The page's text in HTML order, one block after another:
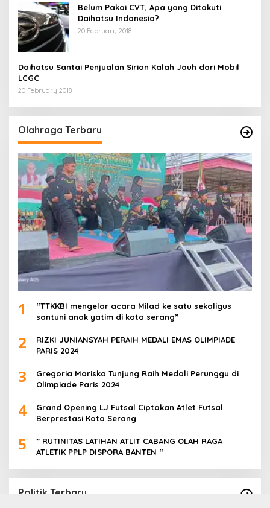
Belum Pakai CVT, Apa yang Ditakuti
Daihatsu Indonesia?
20 February 2018
Daihatsu Santai Penjualan Sirion Kalah Jauh dari Mobil
LCGC
20 February 2018
Olahraga Terbaru
1
“TTKKBI mengelar acara Milad ke satu sekaligus
santuni anak yatim di kota serang”
2
RIZKI JUNIANSYAH PERAIH MEDALI EMAS OLIMPIADE
PARIS 2024
3
Gregoria Mariska Tunjung Raih Medali Perunggu di
Olimpiade Paris 2024
4
Grand Opening LJ Futsal Ciptakan Atlet Futsal
Berprestasi Kota Serang
5
” RUTINITAS LATIHAN ATLIT CABANG OLAH RAGA
ATLETIK PPLP DISPORA BANTEN “
Politik Terbaru